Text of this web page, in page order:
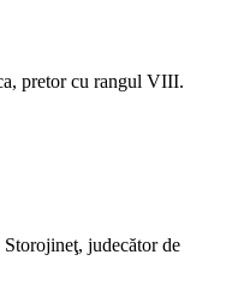
pretor cu rangul VIII.
judecător de